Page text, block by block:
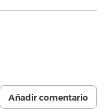
Añadir comentario